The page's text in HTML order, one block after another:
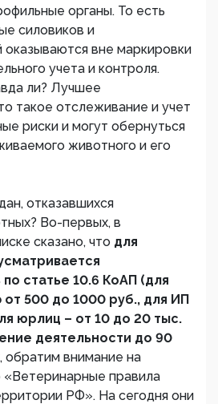
органы. То есть
силовиков и
оказываются вне маркировки
учета и контроля.
ли? Лучшее
такое отслеживание и учет
риски и могут обернуться
животного и его
отказавшихся
Во-первых, в
сказано, что для
статье 10.6 КоАП (для
500 до 1000 руб., для ИП
юрлиц – от 10 до 20 тыс.
деятельности до 90
обратим внимание на
«Ветеринарные правила
РФ». На сегодня они